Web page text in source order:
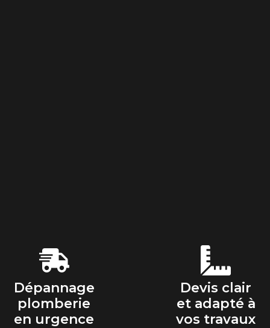
Dépannage
plomberie
en urgence
Devis clair
et adapté à
vos travaux